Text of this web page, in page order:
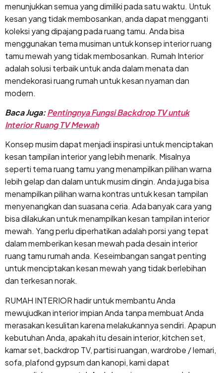
menunjukkan semua yang dimiliki pada satu waktu. Untuk
kesan yang tidak membosankan, anda dapat mengganti
koleksi yang dipajang pada ruang tamu. Anda bisa
menggunakan tema musiman untuk konsep interior ruang
tamu mewah yang tidak membosankan. Rumah Interior
adalah solusi terbaik untuk anda dalam menata dan
mendekorasi ruang rumah untuk kesan nyaman dan
modern.
Baca Juga:Pentingnya Fungsi Backdrop TV untuk
Interior Ruang TV Mewah
Konsep musim dapat menjadi inspirasi untuk menciptakan
kesan tampilan interior yang lebih menarik. Misalnya
seperti tema ruang tamu yang menampilkan pilihan warna
lebih gelap dan dalam untuk musim dingin. Anda juga bisa
menampilkan pilihan warna kontras untuk kesan tampilan
menyenangkan dan suasana ceria. Ada banyak cara yang
bisa dilakukan untuk menampilkan kesan tampilan interior
mewah. Yang perlu diperhatikan adalah porsi yang tepat
dalam memberikan kesan mewah pada desain interior
ruang tamu rumah anda. Keseimbangan sangat penting
untuk menciptakan kesan mewah yang tidak berlebihan
dan terkesan norak.
RUMAH INTERIOR hadir untuk membantu Anda
mewujudkan interior impian Anda tanpa membuat Anda
merasakan kesulitan karena melakukannya sendiri. Apapun
kebutuhan Anda, apakah itu desain interior, kitchen set,
kamar set, backdrop TV, partisi ruangan, wardrobe / lemari,
sofa, plafond gypsum dan kanopi, kami dapat